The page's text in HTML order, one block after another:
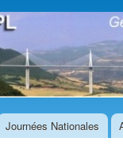
au
Journées Nationales